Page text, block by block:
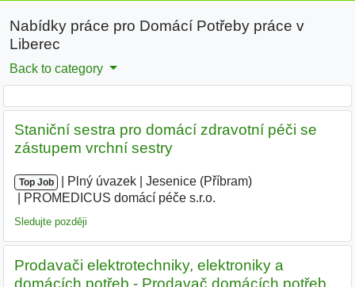
Nabídky práce pro Domácí Potřeby práce v
Liberec
Back to category
Staniční sestra pro domácí zdravotní péči se
zástupem vrchní sestry
Top Job Plný úvazek Jesenice (Příbram)
PROMEDICUS domácí péče s.r.o.
Sledujte později
Prodavači elektrotechniky, elektroniky a
domácích potřeb - Prodavač domácích potřeb